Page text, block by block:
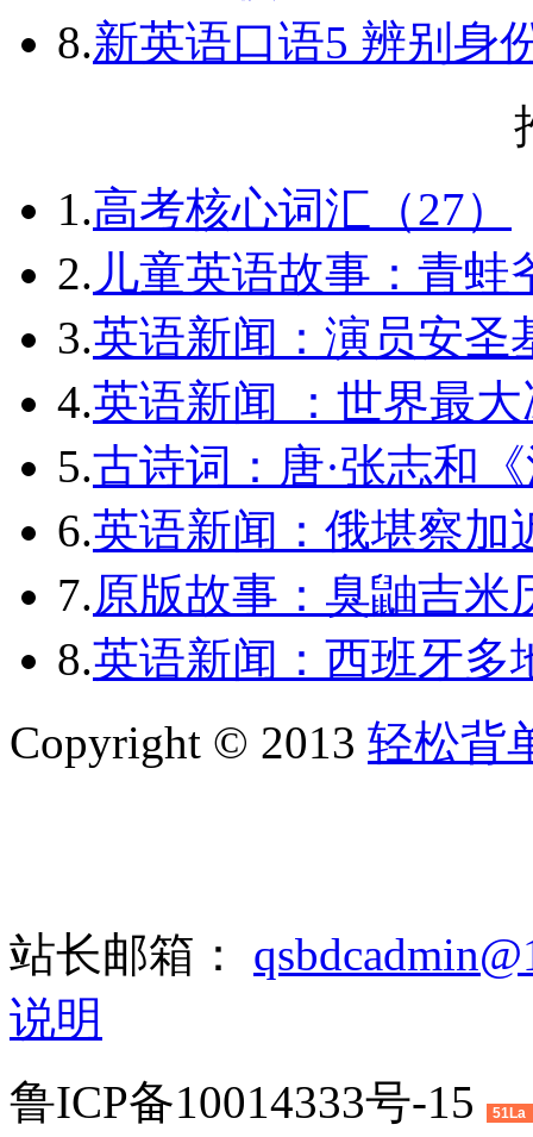
8.新英语口语5 辨别身
1.高考核心词汇（27）
2. 儿童英语故事：青蛙
3.英语新闻：演员安圣
4.英语新闻 ：世界最
5.古诗词：唐·张志和
6.英语新闻：俄堪察加
7.原版故事：臭鼬吉米
8.英语新闻：西班牙多
Copyright © 2013 轻松背
站长邮箱：
说明
鲁ICP备10014333号-15
51La